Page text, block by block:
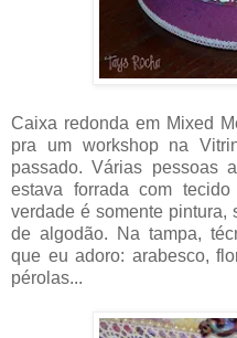
Caixa redonda em Mixed
pra um workshop na
passado. Várias pessoas
estava forrada com
verdade é somente pintura,
de algodão. Na tampa,
que eu adoro: arabesco,
pérolas...